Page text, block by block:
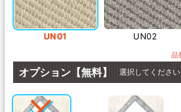
UN01 UN02
オプション【無料】 選択してください